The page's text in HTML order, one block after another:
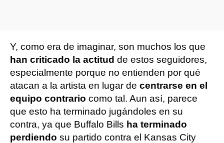
Y, como era de imaginar, son muchos los que
han criticado la actitud de estos seguidores,
especialmente porque no entienden por qué
atacan a la artista en lugar de centrarse en el
equipo contrario como tal. Aun así, parece
que esto ha terminado jugándoles en su
contra, ya que Buffalo Bills ha terminado
perdiendo su partido contra el Kansas City